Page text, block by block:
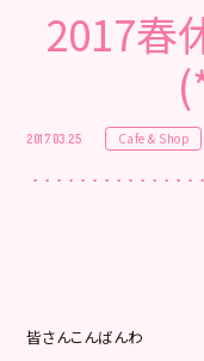
2017春
2017.03.25 Cafe & Shop
皆さんこんばんわ